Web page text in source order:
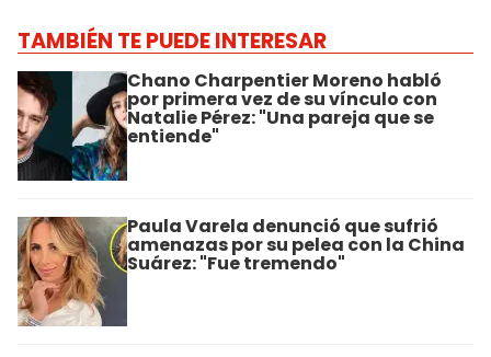
TAMBIÉN TE PUEDE INTERESAR
Chano Charpentier Moreno habló
por primera vez de su vínculo con
Natalie Pérez: "Una pareja que se
entiende"
Paula Varela denunció que sufrió
amenazas por su pelea con la China
Suárez: "Fue tremendo"